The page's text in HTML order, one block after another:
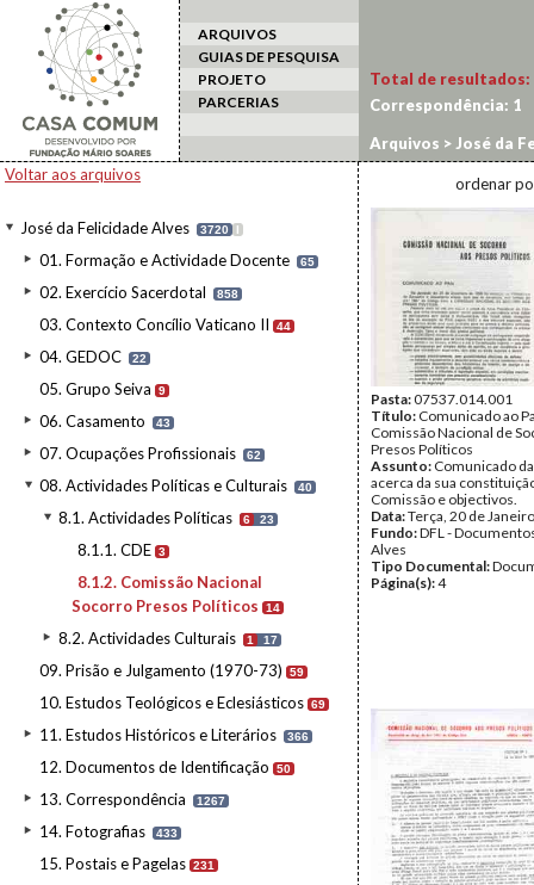
ARQUIVOS
GUIAS DE PESQUISA
PROJETO
PARCERIAS
Voltar aos arquivos
José da Felicidade Alves 3720 I
01. Formação e Actividade Docente 65
02. Exercício Sacerdotal 858
03. Contexto Concílio Vaticano II 44
04. GEDOC 22
05. Grupo Seiva 9
06. Casamento 43
07. Ocupações Profissionais 62
08. Actividades Políticas e Culturais 40
8.1. Actividades Políticas 6 23
8.1.1. CDE 3
8.1.2. Comissão Nacional
Socorro Presos Políticos
14
8.2. Actividades Culturais 1 17
09. Prisão e Julgamento (1970-73) 59
10. Estudos Teológicos e Eclesiásticos 69
11. Estudos Históricos e Literários 366
12. Documentos de Identificação 50
13. Correspondência 1267
14. Fotografias 433
15. Postais e Pagelas 231
Total de resultados:
Correspondência: 1
Arquivos > José da
8.1.2. Comissão
ordenar
Pasta:07537.014.001
Título: Comunicado ao
Comissão Nacional de
Presos Políticos
Assunto: Comunicado da
acerca da sua
Comissão e objectivos.
Data:Terça, 20 de
Fundo:DFL -
Alves
Tipo Documental:
Página(s):4